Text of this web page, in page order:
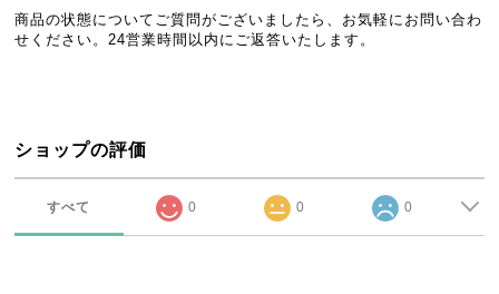
商品の状態についてご質問がございましたら、お気軽にお問い合わ
せください。24営業時間以内にご返答いたします。
ショップの評価
すべて 0 0 0